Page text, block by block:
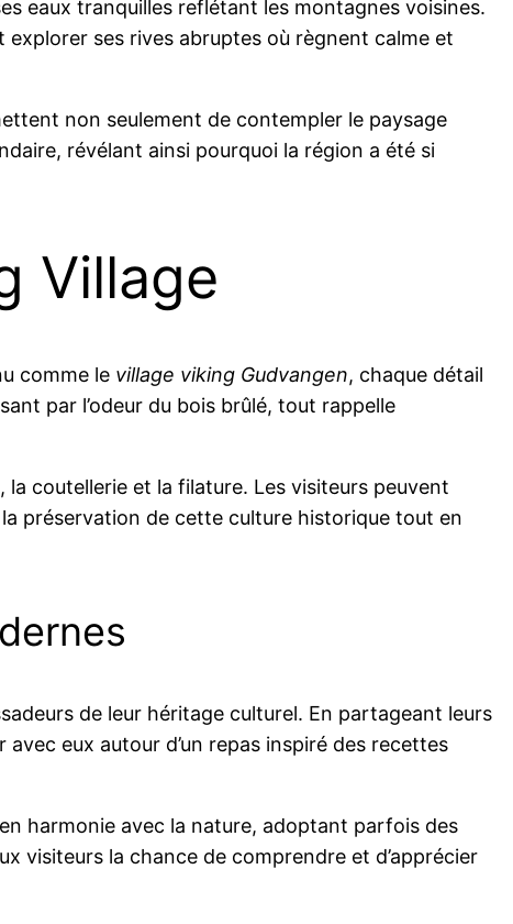
eaux tranquilles reflétant les montagnes voisines.
explorer ses rives abruptes où règnent calme et
non seulement de contempler le paysage
révélant ainsi pourquoi la région a été si
Village
comme le village viking Gudvangen, chaque détail
par l’odeur du bois brûlé, tout rappelle
coutellerie et la filature. Les visiteurs peuvent
préservation de cette culture historique tout en
de leur héritage culturel. En partageant leurs
eux autour d’un repas inspiré des recettes
harmonie avec la nature, adoptant parfois des
visiteurs la chance de comprendre et d’apprécier